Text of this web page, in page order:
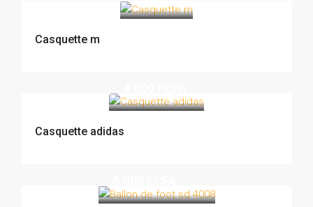
Casquette m
Casquette adidas